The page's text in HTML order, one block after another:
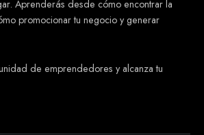
Aprenderás desde cómo encontrar la
promocionar tu negocio y generar
de emprendedores y alcanza tu